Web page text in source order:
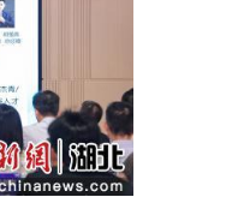
本，缩短研发周期
行中试平台推介，
知集成中试平台面
11000平方米研发中